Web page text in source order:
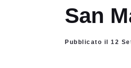
San
Pubblicato il 12